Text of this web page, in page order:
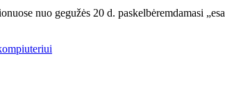
nuo gegužės 20 d. paskelbėremdamasi